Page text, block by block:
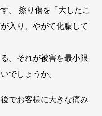
。 擦り傷を「大したこ
入り、やがて化膿して
。それが被害を最小限
でしょうか。
でお客様に大きな痛み